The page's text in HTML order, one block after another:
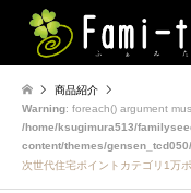
商品紹介
Warning: foreach() argument
/home/ksugimura513/
content/themes/
次世代住宅ポイントカテゴリ1万